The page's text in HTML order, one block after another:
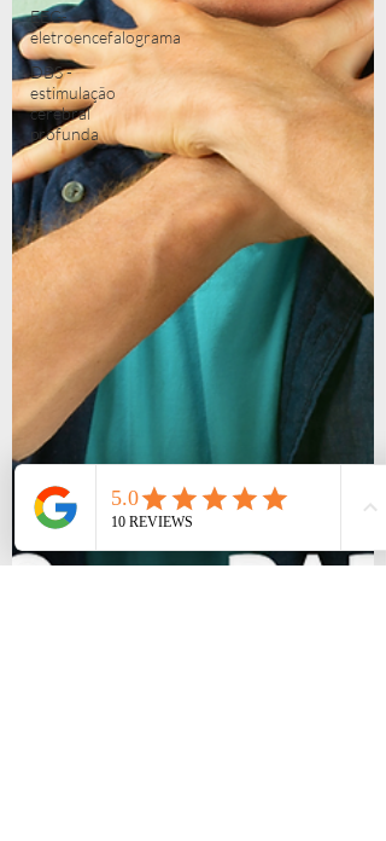
EEG-
eletroencefalograma
DBS -
estimulação
cerebral
profunda